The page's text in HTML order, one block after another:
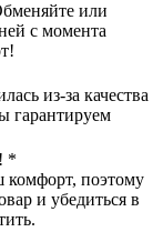
или
с момента
из-за качества
гарантируем
*
поэтому
и убедиться в